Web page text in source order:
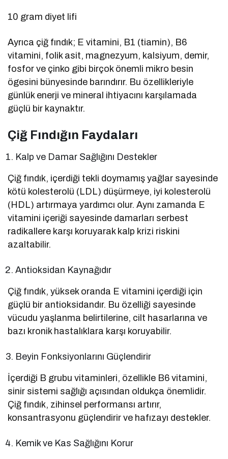
10 gram diyet lifi
Ayrıca çiğ fındık; E vitamini, B1 (tiamin), B6
vitamini, folik asit, magnezyum, kalsiyum, demir,
fosfor ve çinko gibi birçok önemli mikro besin
ögesini bünyesinde barındırır. Bu özellikleriyle
günlük enerji ve mineral ihtiyacını karşılamada
güçlü bir kaynaktır.
Çiğ Fındığın Faydaları
Kalp ve Damar Sağlığını Destekler
Çiğ fındık, içerdiği tekli doymamış yağlar sayesinde
kötü kolesterolü (LDL) düşürmeye, iyi kolesterolü
(HDL) artırmaya yardımcı olur. Aynı zamanda E
vitamini içeriği sayesinde damarları serbest
radikallere karşı koruyarak kalp krizi riskini
azaltabilir.
Antioksidan Kaynağıdır
Çiğ fındık, yüksek oranda E vitamini içerdiği için
güçlü bir antioksidandır. Bu özelliği sayesinde
vücudu yaşlanma belirtilerine, cilt hasarlarına ve
bazı kronik hastalıklara karşı koruyabilir.
Beyin Fonksiyonlarını Güçlendirir
İçerdiği B grubu vitaminleri, özellikle B6 vitamini,
sinir sistemi sağlığı açısından oldukça önemlidir.
Çiğ fındık, zihinsel performansı artırır,
konsantrasyonu güçlendirir ve hafızayı destekler.
Kemik ve Kas Sağlığını Korur